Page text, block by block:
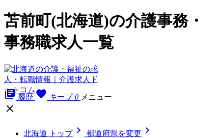
苫前町(北海道)の介護事務・
事務職求人一覧
library_books 履歴 favorite キープ 0 メニュー

北海道 トップ 都道府県を変更 